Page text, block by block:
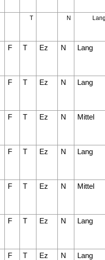
T N Lang
F T Ez N Lang
F T Ez N Lang
F T Ez N Mittel
F T Ez N Lang
F T Ez N Mittel
F T Ez N Lang
F T Ez N Lang